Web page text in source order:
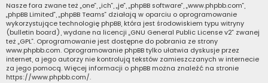
Nasze fora zwane też „one”, „ich”, „je”, „phpBB software”, „www.phpbb.com”,
„phpBB Limited”, „phpBB Teams” działają w oparciu o oprogramowanie
wykorzystujące technologię phpBB, która jest środowiskiem typu witryny
(bulletin board), wydane na licencji „GNU General Public License v2” zwanej
też „GPL”. Oprogramowanie jest dostępne do pobrania ze strony
www.phpbb.com. Oprogramowanie phpBB tylko ułatwia dyskusje przez
internet, a jego autorzy nie kontrolują tekstów zamieszczanych w internecie
za jego pomocą. Więcej informacji o phpBB można znaleźć na stronie
https://www.phpbb.com/.